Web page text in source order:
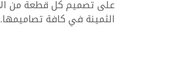
الثمينة في كافة تصاميمها.